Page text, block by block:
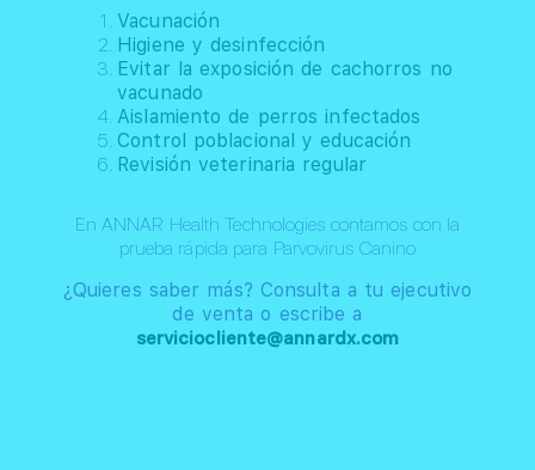
Vacunación
Higiene y desinfección
Evitar la exposición de cachorros no
vacunado
Aislamiento de perros infectados
Control poblacional y educación
Revisión veterinaria regular
En ANNAR Health Technologies contamos con la
prueba rápida para Parvovirus Canino
¿Quieres saber más? Consulta a tu ejecutivo
de venta o escribe a
serviciocliente@annardx.com